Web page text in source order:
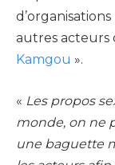
autres acteurs
Kamgou ».
« Les propos
monde, on ne
une baguette